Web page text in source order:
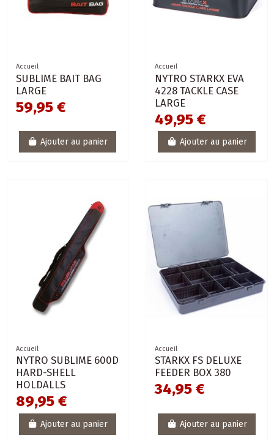
Accueil
SUBLIME BAIT BAG
LARGE
59,95 €
Ajouter au panier
Accueil
NYTRO STARKX EVA
4228 TACKLE CASE
LARGE
49,95 €
Ajouter au panier
Accueil
NYTRO SUBLIME 600D
HARD-SHELL
HOLDALLS
89,95 €
Ajouter au panier
Accueil
STARKX FS DELUXE
FEEDER BOX 380
34,95 €
Ajouter au panier